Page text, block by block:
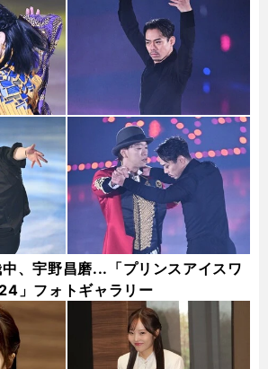
、宇野昌磨...「プリンスアイスワ
」フォトギャラリー